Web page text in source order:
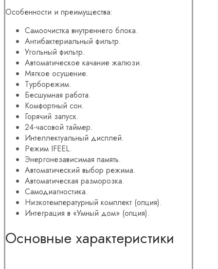
Особенности и преимущества:
Самоочистка внутреннего блока.
Антибактериальный фильтр.
Угольный фильтр.
Автоматическое качание жалюзи.
Мягкое осушение.
Турборежим.
Бесшумная работа.
Комфортный сон.
Горячий запуск.
24-часовой таймер.
Интеллектуальный дисплей.
Режим IFEEL.
Энергонезависимая память.
Автоматический выбор режима.
Автоматическая разморозка.
Самодиагностика.
Низкотемпературный комплект (опция).
Интеграция в «Умный дом» (опция).
Основные характеристики